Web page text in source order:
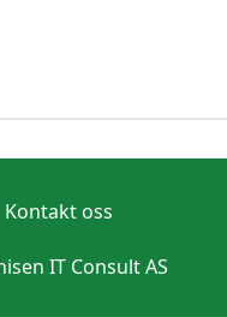
Kontakt oss
IT Consult AS